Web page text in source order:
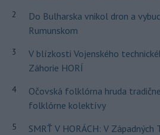
2
Do Bulharska vnikol dron a
Rumunskom
3
V blízkosti Vojenského
Záhorie HORÍ
4
Očovská folklórna hruda
folklórne kolektívy
5
SMRŤ V HORÁCH: V